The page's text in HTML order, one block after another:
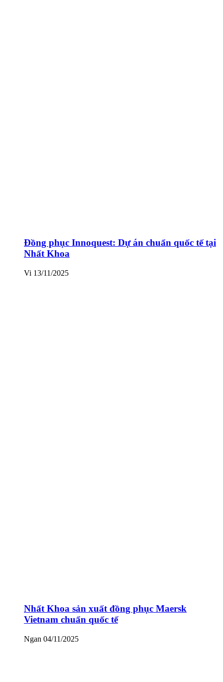
Đồng phục Innoquest: Dự án chuẩn quốc tế tại
Nhất Khoa
Vi 13/11/2025
Nhất Khoa sản xuất đồng phục Maersk
Vietnam chuẩn quốc tế
Ngan 04/11/2025